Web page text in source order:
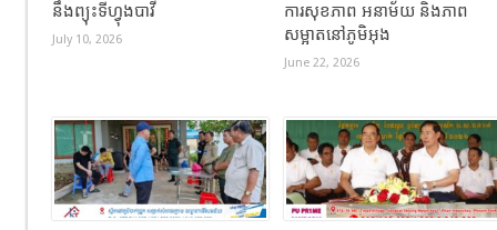
នឹងព្យុះទីហ្វុងបាវី
July 10, 2026
ការសុខភាព អនាម័យ និងភាព
សម្អាតនៅភូមិអុង
June 22, 2026